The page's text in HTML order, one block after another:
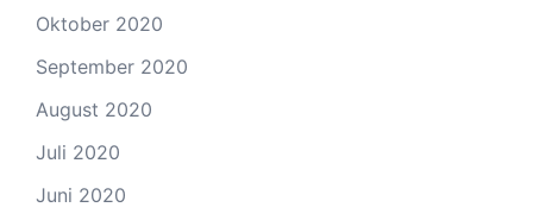
Oktober 2020
September 2020
August 2020
Juli 2020
Juni 2020